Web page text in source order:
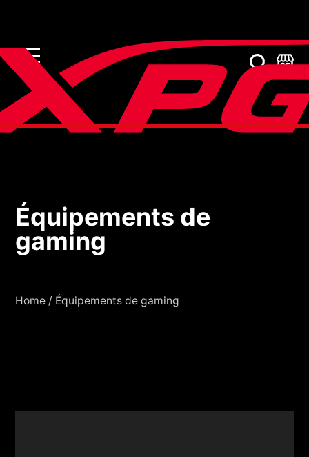
Équipements de
Équipements de
gaming
Home / Équipements de gaming